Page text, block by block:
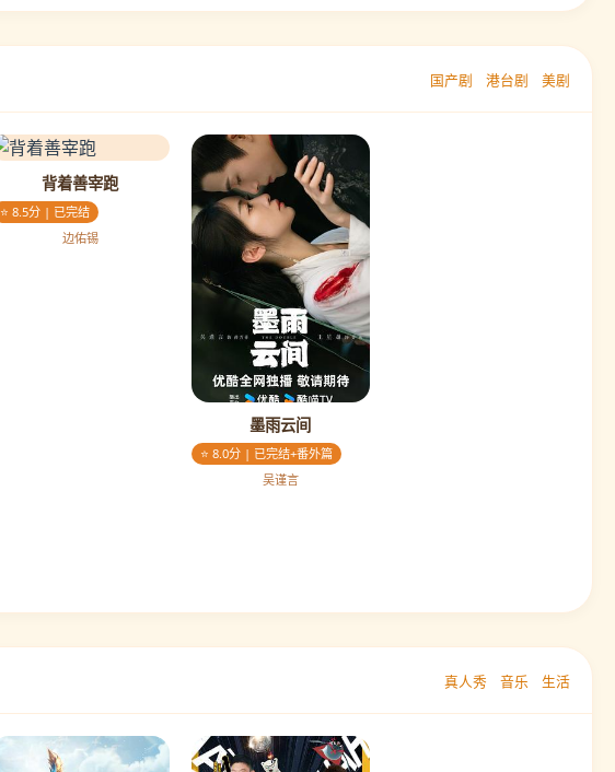
国产剧 港台剧 美剧
背着善宰跑
⭐ 8.5分 | 已完结
边佑锡
墨雨云间
⭐ 8.0分 | 已完结+番外篇
吴谨言
真人秀 音乐 生活